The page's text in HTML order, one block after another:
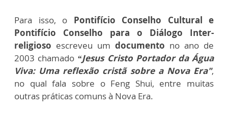
Para isso, o Pontifício Conselho Cultural e
Pontifício Conselho para o Diálogo Inter-
religioso escreveu um documento no ano de
2003 chamado “Jesus Cristo Portador da Água
Viva: Uma reflexão cristã sobre a Nova Era",
no qual fala sobre o Feng Shui, entre muitas
outras práticas comuns à Nova Era.